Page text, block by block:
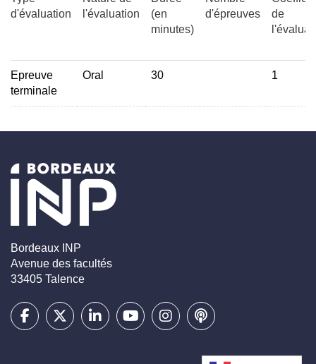
d'évaluation
l'évaluation
(en
minutes)
d'épreuves
de
Epreuve
terminale
Oral 30 1
Bordeaux INP
Avenue des facultés
33405 Talence